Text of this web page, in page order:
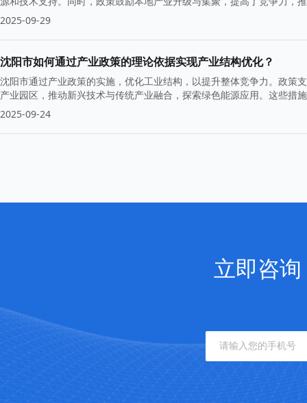
2025-09-29
沈阳市如何通过产业政策的理论依据实现产业结构优化？
沈阳市通过产业政策的实施，优化工业结构，以提升整体竞争力。政策
产业园区，推动新兴技术与传统产业融合，探索绿色能源应用。这些措
2025-09-24
立即咨